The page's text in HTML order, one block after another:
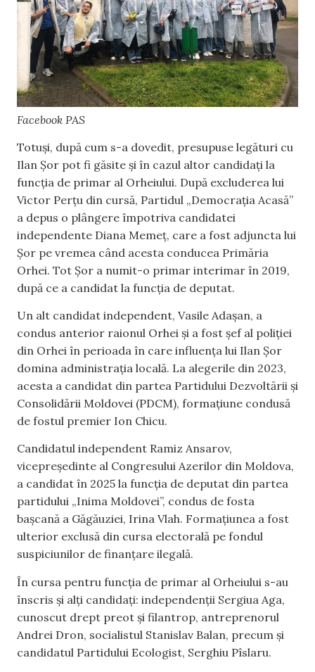
Facebook PAS
Totuși, după cum s-a dovedit, presupuse legături cu
Ilan Șor pot fi găsite și în cazul altor candidați la
funcția de primar al Orheiului. După excluderea lui
Victor Perțu din cursă, Partidul „Democrația Acasă”
a depus o plângere împotriva candidatei
independente Diana Memeț, care a fost adjuncta lui
Șor pe vremea când acesta conducea Primăria
Orhei. Tot Șor a numit-o primar interimar în 2019,
după ce a candidat la funcția de deputat.
Un alt candidat independent, Vasile Adașan, a
condus anterior raionul Orhei și a fost șef al poliției
din Orhei în perioada în care influența lui Ilan Șor
domina administrația locală. La alegerile din 2023,
acesta a candidat din partea Partidului Dezvoltării și
Consolidării Moldovei (PDCM), formațiune condusă
de fostul premier Ion Chicu.
Candidatul independent Ramiz Ansarov,
vicepreședinte al Congresului Azerilor din Moldova,
a candidat în 2025 la funcția de deputat din partea
partidului „Inima Moldovei”, condus de fosta
bașcană a Găgăuziei, Irina Vlah. Formațiunea a fost
ulterior exclusă din cursa electorală pe fondul
suspiciunilor de finanțare ilegală.
În cursa pentru funcția de primar al Orheiului s-au
înscris și alți candidați: independenții Sergiua Aga,
cunoscut drept preot și filantrop, antreprenorul
Andrei Dron, socialistul Stanislav Balan, precum și
candidatul Partidului Ecologist, Serghiu Pîslaru.